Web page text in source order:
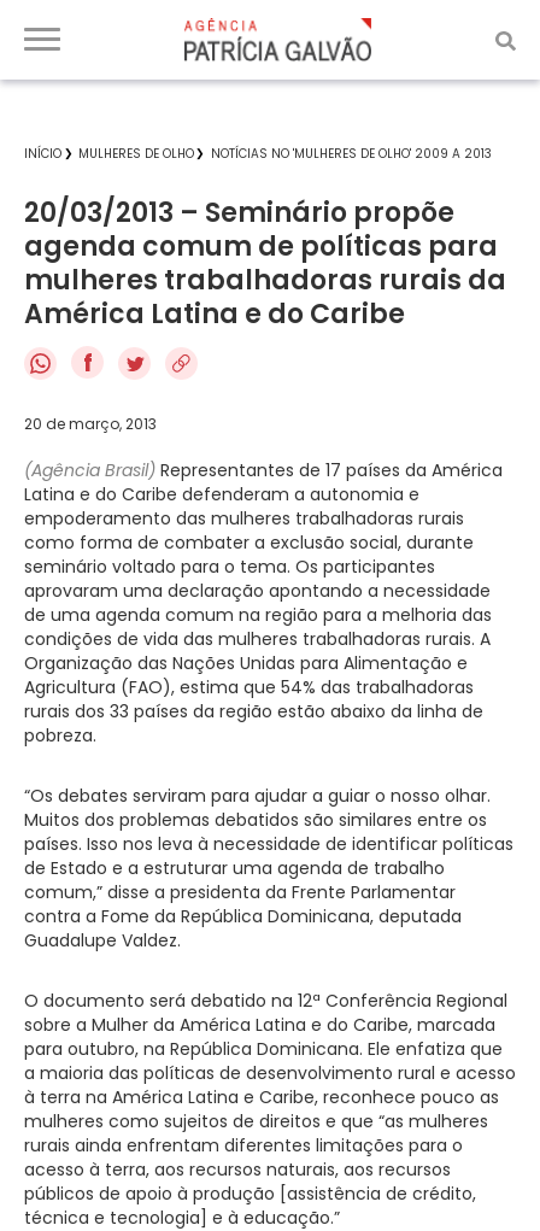
INÍCIO MULHERES DE OLHO NOTÍCIAS NO 'MULHERES DE OLHO' 2009 A 2013
20/03/2013 – Seminário propõe
agenda comum de políticas para
mulheres trabalhadoras rurais da
América Latina e do Caribe
f
20 de março, 2013
(Agência Brasil) Representantes de 17 países da América
Latina e do Caribe defenderam a autonomia e
empoderamento das mulheres trabalhadoras rurais
como forma de combater a exclusão social, durante
seminário voltado para o tema. Os participantes
aprovaram uma declaração apontando a necessidade
de uma agenda comum na região para a melhoria das
condições de vida das mulheres trabalhadoras rurais. A
Organização das Nações Unidas para Alimentação e
Agricultura (FAO), estima que 54% das trabalhadoras
rurais dos 33 países da região estão abaixo da linha de
pobreza.
“Os debates serviram para ajudar a guiar o nosso olhar.
Muitos dos problemas debatidos são similares entre os
países. Isso nos leva à necessidade de identificar políticas
de Estado e a estruturar uma agenda de trabalho
comum,” disse a presidenta da Frente Parlamentar
contra a Fome da República Dominicana, deputada
Guadalupe Valdez.
O documento será debatido na 12ª Conferência Regional
sobre a Mulher da América Latina e do Caribe, marcada
para outubro, na República Dominicana. Ele enfatiza que
a maioria das políticas de desenvolvimento rural e acesso
à terra na América Latina e Caribe, reconhece pouco as
mulheres como sujeitos de direitos e que “as mulheres
rurais ainda enfrentam diferentes limitações para o
acesso à terra, aos recursos naturais, aos recursos
públicos de apoio à produção [assistência de crédito,
técnica e tecnologia] e à educação.”